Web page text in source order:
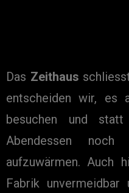
Das Zeithaus
entscheiden wir, es
besuchen und
Abendessen
aufzuwärmen.
Fabrik unvermeidbar